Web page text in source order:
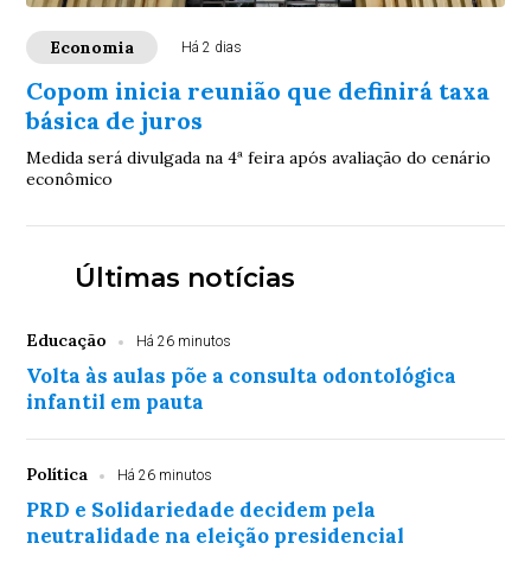
Economia Há 2 dias
Copom inicia reunião que definirá taxa
básica de juros
Medida será divulgada na 4ª feira após avaliação do cenário
econômico
Últimas notícias
Educação Há 26 minutos
Volta às aulas põe a consulta odontológica
infantil em pauta
Política Há 26 minutos
PRD e Solidariedade decidem pela
neutralidade na eleição presidencial